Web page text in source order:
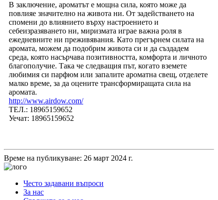
В заключение, ароматът е мощна сила, която може да
повлияе значително на живота ни. От задействането на
спомени до влиянието върху настроението и
себеизразяването ни, миризмата играе важна роля в
ежедневните ни преживявания. Като прегърнем силата на
аромата, можем да подобрим живота си и да създадем
среда, която насърчава позитивността, комфорта и личното
благополучие. Така че следващия път, когато вземете
любимия си парфюм или запалите ароматна свещ, отделете
малко време, за да оцените трансформиращата сила на
аромата.
http://www.airdow.com/
ТЕЛ.: 18965159652
Уечат: 18965159652
Време на публикуване: 26 март 2024 г.
Често задавани въпроси
За нас